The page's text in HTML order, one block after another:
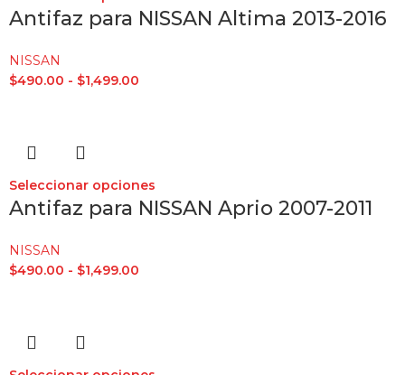
Antifaz para NISSAN Altima 2013-2016
NISSAN
$490.00 - $1,499.00
Seleccionar opciones
Antifaz para NISSAN Aprio 2007-2011
NISSAN
$490.00 - $1,499.00